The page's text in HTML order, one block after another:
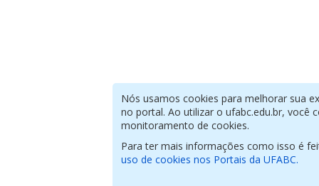
Nós usamos cookies para melhorar sua
no portal. Ao utilizar o ufabc.edu.br, você
monitoramento de cookies.
Para ter mais informações como isso é
uso de cookies nos Portais da UFABC.